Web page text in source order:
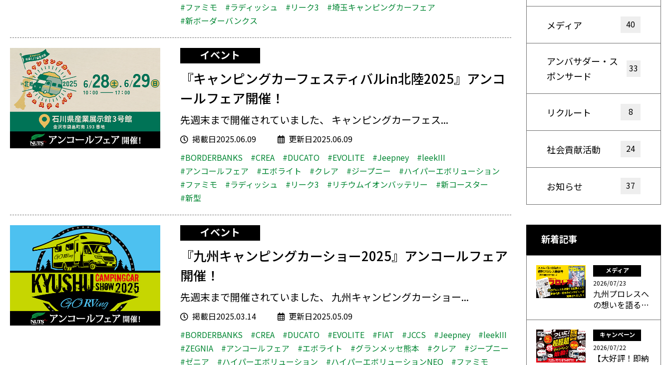
#ファミモ
#ラディッシュ #リーク3
#埼玉キャンピングカーフェア
#新ボーダーバンクス
イベント
『キャンピングカーフェスティバルin北陸2025』アンコ
ールフェア開催！
先週末まで開催されていました、 キャンピングカーフェス...
掲載日2025.06.09
更新日2025.06.09
#BORDERBANKS
#CREA #DUCATO #EVOLITE #Jeepney
#leekIII
#アンコールフェア
#エボライト #クレア #ジープニー
#ハイパーエボリューション
#ファミモ
#ラディッシュ #リーク3 #リチウムイオンバッテリー
#新コースター
#新型
イベント
『九州キャンピングカーショー2025』アンコールフェア
開催！
先週末まで開催されていました、 九州キャンピングカーショー...
掲載日2025.03.14
更新日2025.05.09
#BORDERBANKS
#CREA #DUCATO #EVOLITE #FIAT #JCCS #Jeepney
#leekIII
#ZEGNIA
#アンコールフェア #エボライト #グランメッセ熊本 #クレア
#ジープニー
#ゼニア
#ハイパーエボリューション #ハイパーエボリューションNEO
#ファミモ
メディア 40
アンバサダー・ス
ポンサード
33
リクルート 8
社会貢献活動 24
お知らせ 37
新着記事
メディア
2026/07/23
九州プロレスへ
の想いを語る…
キャンペーン
2026/07/22
【大好評！即納